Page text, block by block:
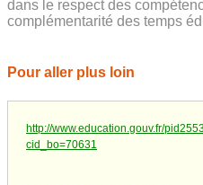
dans le respect des
complémentarité des temps
Pour aller plus loin
http://www.education.gouv.fr/
cid_bo=70631